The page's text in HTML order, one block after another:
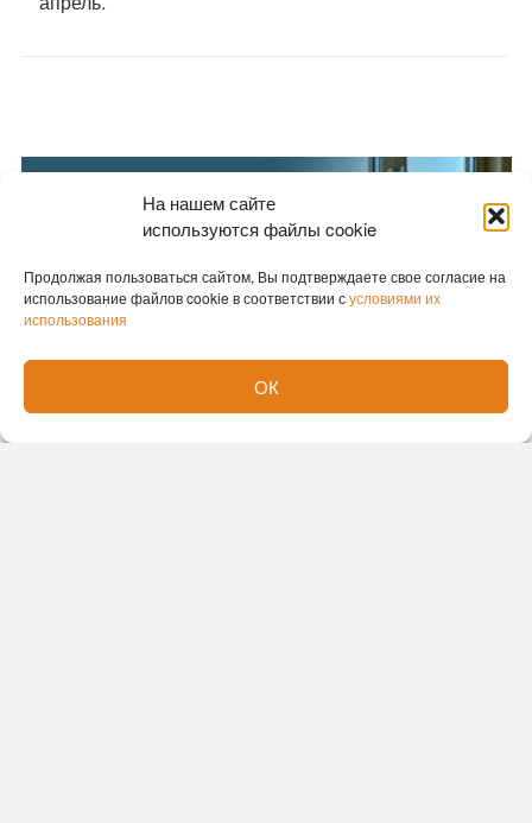
На нашем сайте
используются файлы cookie
Продолжая пользоваться сайтом, Вы подтверждаете свое согласие на
использование файлов cookie в соответствии сусловиями их
использования
ОК